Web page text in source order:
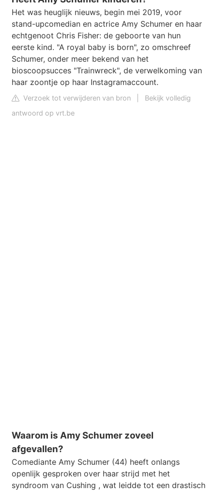
Het was heuglijk nieuws, begin mei 2019, voor
stand-upcomedian en actrice Amy Schumer en haar
echtgenoot Chris Fisher: de geboorte van hun
eerste kind. "A royal baby is born", zo omschreef
Schumer, onder meer bekend van het
bioscoopsucces "Trainwreck", de verwelkoming van
haar zoontje op haar Instagramaccount.
Verzoek tot verwijderen van bron
Bekijk volledig
antwoord op vrt.be
Waarom is Amy Schumer zoveel
afgevallen?
Comediante Amy Schumer (44) heeft onlangs
openlijk gesproken over haar strijd met het
syndroom van Cushing , wat leidde tot een drastisch